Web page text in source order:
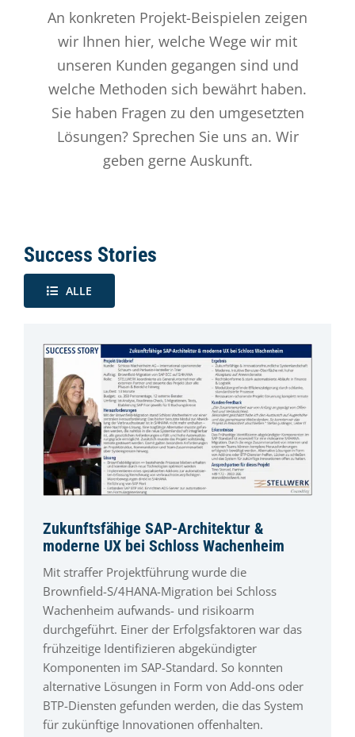
An konkreten Projekt-Beispielen zeigen
wir Ihnen hier, welche Wege wir mit
unseren Kunden gegangen sind und
welche Methoden sich bewährt haben.
Sie haben Fragen zu den umgesetzten
Lösungen? Sprechen Sie uns an. Wir
geben gerne Auskunft.
Success Stories
ALLE
Zukunftsfähige SAP-Architektur &
moderne UX bei Schloss Wachenheim
Mit straffer Projektführung wurde die
Brownfield-S/4HANA-Migration bei Schloss
Wachenheim aufwands- und risikoarm
durchgeführt. Einer der Erfolgsfaktoren war das
frühzeitige Identifizieren abgekündigter
Komponenten im SAP-Standard. So konnten
alternative Lösungen in Form von Add-ons oder
BTP-Diensten gefunden werden, die das System
für zukünftige Innovationen offenhalten.